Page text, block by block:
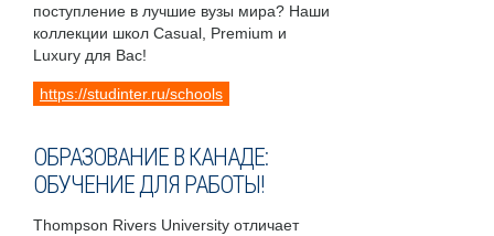
поступление в лучшие вузы мира? Наши
коллекции школ Casual, Premium и
Luxury для Вас!
https://studinter.ru/schools
ОБРАЗОВАНИЕ В КАНАДЕ:
ОБУЧЕНИЕ ДЛЯ РАБОТЫ!
Thompson Rivers University отличает